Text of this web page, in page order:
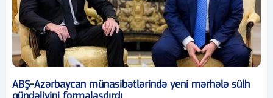
ABŞ-Azərbaycan münasibətlərində yeni mərhələ sülh